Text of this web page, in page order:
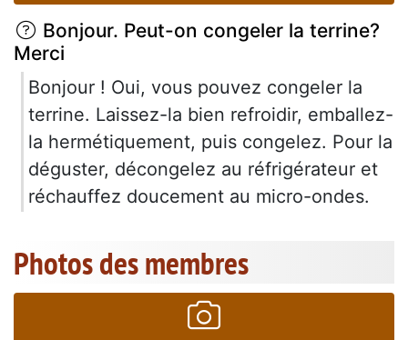
Bonjour. Peut-on congeler la terrine?
Merci
Bonjour ! Oui, vous pouvez congeler la
terrine. Laissez-la bien refroidir, emballez-
la hermétiquement, puis congelez. Pour la
déguster, décongelez au réfrigérateur et
réchauffez doucement au micro-ondes.
Photos des membres